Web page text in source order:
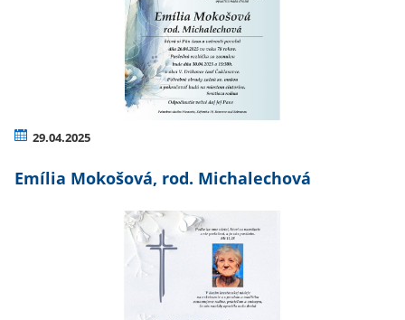
29.04.2025
Emília Mokošová, rod. Michalechová